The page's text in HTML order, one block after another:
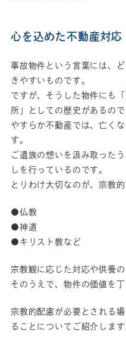
心を込めた不動産対応
事故物件という言葉には、
きやすいものです。
ですが、そうした物件にも
所」としての歴史があるので
やすらか不動産では、亡く
す。
ご遺族の想いを汲み取った
しを行っているのです。
とりわけ大切なのが、宗教
●仏教
●神道
●キリスト教など
宗教観に応じた対応や供養
そのうえで、物件の価値を
宗教的配慮が必要とされる
ることについてご紹介します